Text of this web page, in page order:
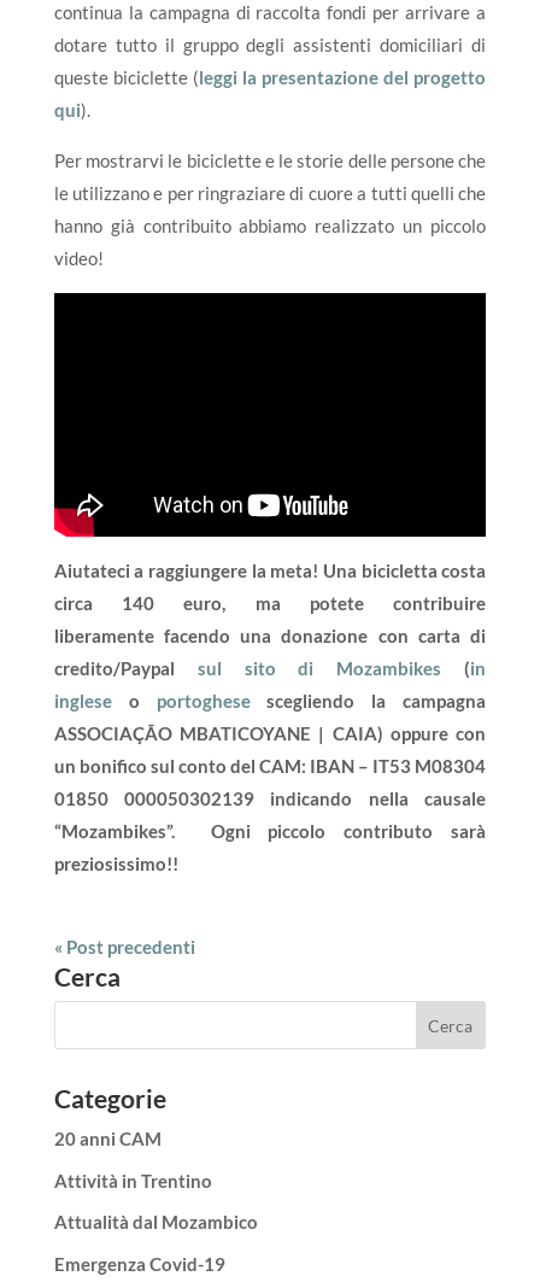
continua la campagna di raccolta fondi per arrivare a
dotare tutto il gruppo degli assistenti domiciliari di
queste biciclette (leggi la presentazione del progetto
qui).
Per mostrarvi le biciclette e le storie delle persone che
le utilizzano e per ringraziare di cuore a tutti quelli che
hanno già contribuito abbiamo realizzato un piccolo
video!
Aiutateci a raggiungere la meta! Una bicicletta costa
circa 140 euro, ma potete contribuire
liberamente facendo una donazione con carta di
credito/Paypal sul sito di Mozambikes (in
ingleseo portoghesescegliendo la campagna
ASSOCIAÇÃO MBATICOYANE | CAIA) oppure con
un bonifico sul conto del CAM: IBAN – IT53 M08304
01850 000050302139 indicando nella causale
“Mozambikes”. Ogni piccolo contributo sarà
preziosissimo!!
« Post precedenti
Cerca
Categorie
20 anni CAM
Attività in Trentino
Attualità dal Mozambico
Emergenza Covid-19